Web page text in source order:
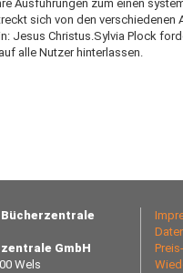
Ausführungen zum einen
sich von den
Jesus Christus.Sylvia Plock
alle Nutzer hinterlassen.
GmbH
Wels